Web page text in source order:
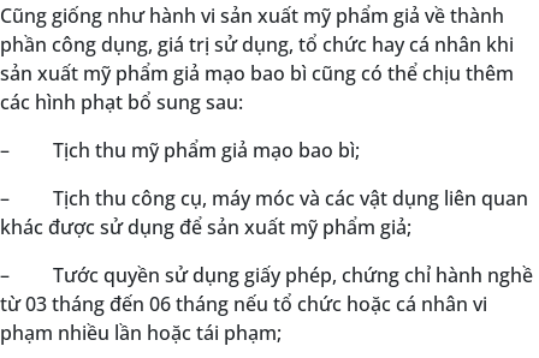
Cũng giống như hành vi sản xuất mỹ phẩm giả về thành
phần công dụng, giá trị sử dụng, tổ chức hay cá nhân khi
sản xuất mỹ phẩm giả mạo bao bì cũng có thể chịu thêm
các hình phạt bổ sung sau:
–
Tịch thu mỹ phẩm giả mạo bao bì;
–
Tịch thu công cụ, máy móc và các vật dụng liên quan
khác được sử dụng để sản xuất mỹ phẩm giả;
–
Tước quyền sử dụng giấy phép, chứng chỉ hành nghề
từ 03 tháng đến 06 tháng nếu tổ chức hoặc cá nhân vi
phạm nhiều lần hoặc tái phạm;